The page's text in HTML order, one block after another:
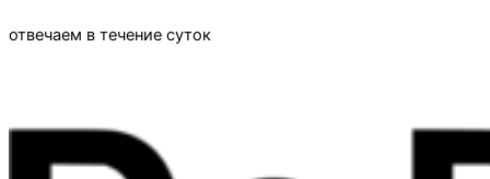
отвечаем в течение суток